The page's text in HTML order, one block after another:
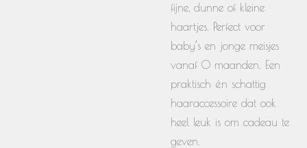
fijne, dunne of kleine
haartjes. Perfect voor
baby’s en jonge meisjes
vanaf 0 maanden. Een
praktisch én schattig
haaraccessoire dat ook
heel leuk is om cadeau te
geven.